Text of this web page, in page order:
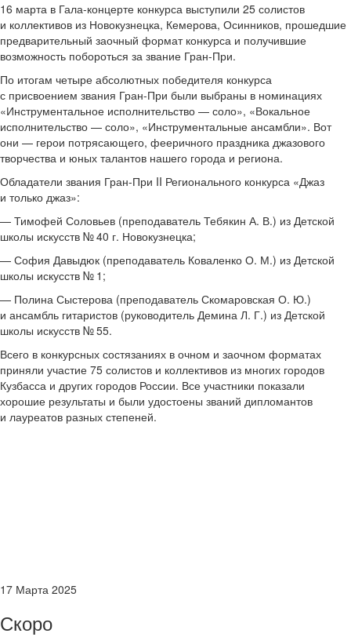
16 марта в Гала-концерте конкурса выступили 25 солистов
и коллективов из Новокузнецка, Кемерова, Осинников, прошедшие
предварительный заочный формат конкурса и получившие
возможность побороться за звание Гран-При.
По итогам четыре абсолютных победителя конкурса
с присвоением звания Гран-При были выбраны в номинациях
«Инструментальное исполнительство — соло», «Вокальное
исполнительство — соло», «Инструментальные ансамбли». Вот
они — герои потрясающего, фееричного праздника джазового
творчества и юных талантов нашего города и региона.
Обладатели звания Гран-При II Регионального конкурса «Джаз
и только джаз»:
— Тимофей Соловьев (преподаватель Тебякин А. В.) из Детской
школы искусств № 40 г. Новокузнецка;
— София Давыдюк (преподаватель Коваленко О. М.) из Детской
школы искусств № 1;
— Полина Сыстерова (преподаватель Скомаровская О. Ю.)
и ансамбль гитаристов (руководитель Демина Л. Г.) из Детской
школы искусств № 55.
Всего в конкурсных состязаниях в очном и заочном форматах
приняли участие 75 солистов и коллективов из многих городов
Кузбасса и других городов России. Все участники показали
хорошие результаты и были удостоены званий дипломантов
и лауреатов разных степеней.
17 Марта 2025
Скоро